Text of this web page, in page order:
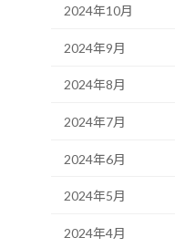
2024年10月
2024年9月
2024年8月
2024年7月
2024年6月
2024年5月
2024年4月